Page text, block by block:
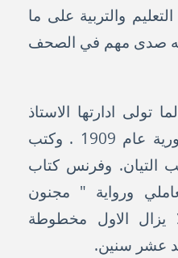
والتربية على ما
له صدى مهم في الصحف
تولى ادارتها الاستاذ
شارل دباس رئيس الجمهورية عام 1909 . وكتب
التيان. وفرنس كتاب
ورواية " مجنون
يزال الاول مخطوطة
عشر سنين.